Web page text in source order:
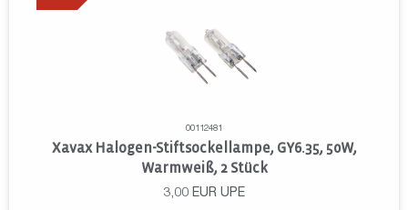
00112481
Xavax Halogen-Stiftsockellampe, GY6.35, 50W,
Warmweiß, 2 Stück
3,00 EUR UPE